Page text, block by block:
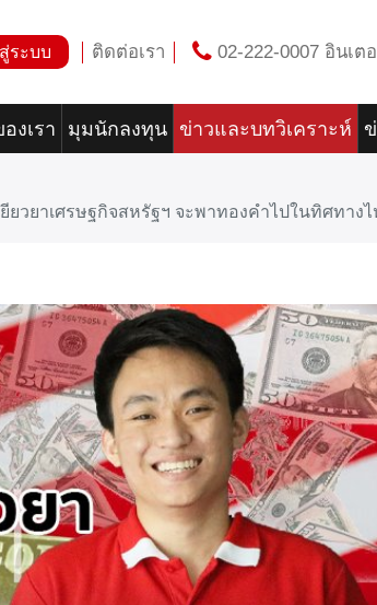
ระบบ ติดต่อเรา 02-222-0007 อินเต
งเรา มุมนักลงทุน ข่าวและบทวิเคราะห์
วยาเศรษฐกิจสหรัฐฯ จะพาทองคำไปในทิศทาง